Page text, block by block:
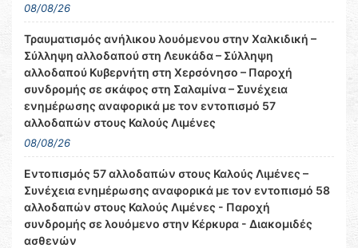
08/08/26
Τραυματισμός ανήλικου λουόμενου στην Χαλκιδική –
Σύλληψη αλλοδαπού στη Λευκάδα – Σύλληψη
αλλοδαπού Κυβερνήτη στη Χερσόνησο – Παροχή
συνδρομής σε σκάφος στη Σαλαμίνα – Συνέχεια
ενημέρωσης αναφορικά με τον εντοπισμό 57
αλλοδαπών στους Καλούς Λιμένες
08/08/26
Εντοπισμός 57 αλλοδαπών στους Καλούς Λιμένες –
Συνέχεια ενημέρωσης αναφορικά με τον εντοπισμό 58
αλλοδαπών στους Καλούς Λιμένες - Παροχή
συνδρομής σε λουόμενο στην Κέρκυρα - Διακομιδές
ασθενών